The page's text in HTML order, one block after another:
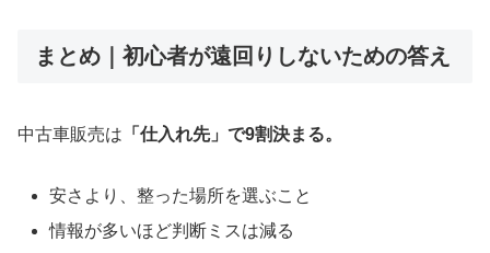
まとめ｜初心者が遠回りしないための答え
中古車販売は 「仕入れ先」で9割決まる。
安さより、整った場所を選ぶこと
情報が多いほど判断ミスは減る